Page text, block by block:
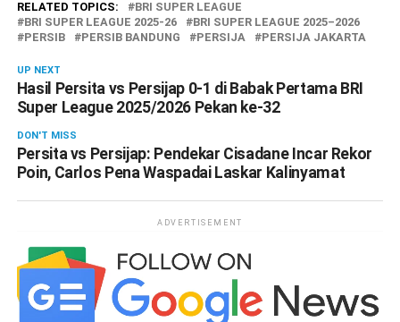
RELATED TOPICS:
BRI SUPER LEAGUE
BRI SUPER LEAGUE 2025-26
BRI SUPER LEAGUE 2025–2026
PERSIB
PERSIB BANDUNG PERSIJA PERSIJA JAKARTA
UP NEXT
Hasil Persita vs Persijap 0-1 di Babak Pertama BRI
Super League 2025/2026 Pekan ke-32
DON'T MISS
Persita vs Persijap: Pendekar Cisadane Incar Rekor
Poin, Carlos Pena Waspadai Laskar Kalinyamat
ADVERTISEMENT